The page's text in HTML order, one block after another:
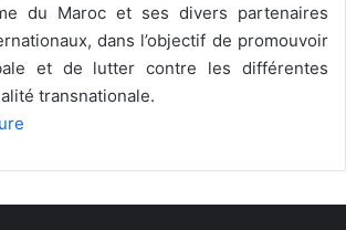
du Maroc et ses divers partenaires
dans l’objectif de promouvoir
et de lutter contre les différentes
transnationale.